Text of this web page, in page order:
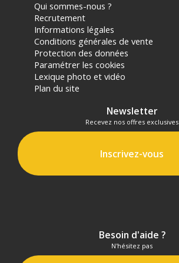
Qui sommes-nous ?
Recrutement
Informations légales
Conditions générales de vente
Protection des données
Paramétrer les cookies
Lexique photo et vidéo
Plan du site
Newsletter
Recevez nos offres exclusives
Inscrivez-vous
Besoin d'aide ?
N'hésitez pas